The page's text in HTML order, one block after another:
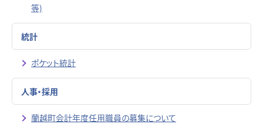
等)
統計
ポケット統計
人事・採用
蘭越町会計年度任用職員の募集について